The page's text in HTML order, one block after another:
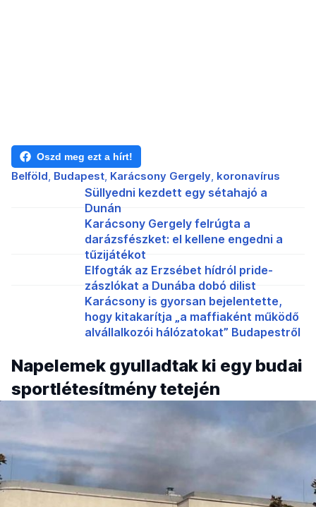
Oszd meg ezt a hírt!
Belföld Budapest Karácsony Gergely koronavírus
Süllyedni kezdett egy sétahajó a
Dunán
Karácsony Gergely felrúgta a
darázsfészket: el kellene engedni a
tűzijátékot
Elfogták az Erzsébet hídról pride-
zászlókat a Dunába dobó dilist
Karácsony is gyorsan bejelentette,
hogy kitakarítja „a maffiaként működő
alvállalkozói hálózatokat” Budapestről
Napelemek gyulladtak ki egy budai
sportlétesítmény tetején